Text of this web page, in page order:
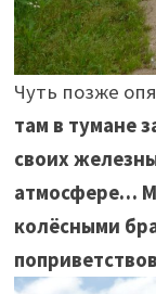
Чуть позже
там в тумане
своих
атмосфере…
колёсными